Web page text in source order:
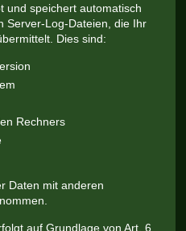
und speichert automatisch
Server-Log-Dateien, die Ihr
Dies sind:
Rechners
Daten mit anderen
auf Grundlage von Art. 6